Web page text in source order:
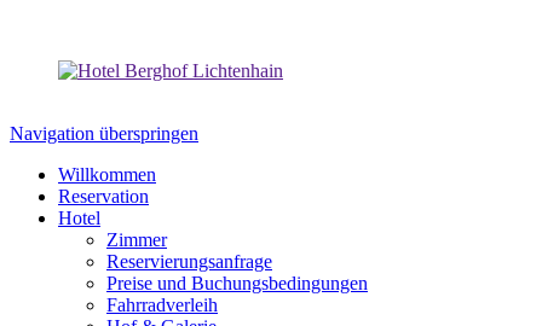
Navigation überspringen
Willkommen
Reservation
Hotel
Zimmer
Reservierungsanfrage
Preise und Buchungsbedingungen
Fahrradverleih